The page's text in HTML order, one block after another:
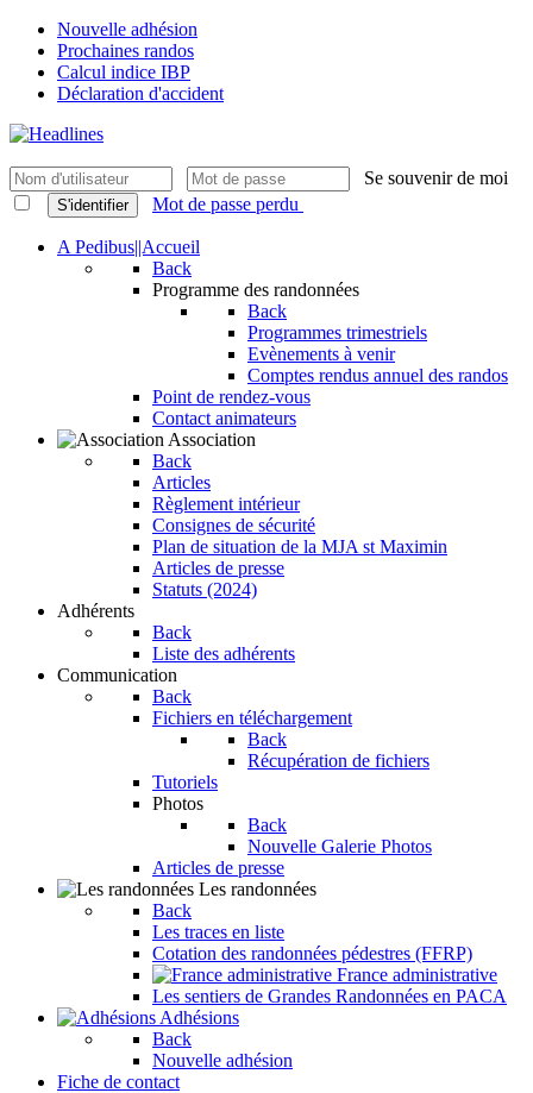
Nouvelle adhésion
Prochaines randos
Calcul indice IBP
Déclaration d'accident
Se souvenir de moi
S'identifier Mot de passe perdu
A Pedibus||Accueil
Back
Programme des randonnées
Back
Programmes trimestriels
Evènements à venir
Comptes rendus annuel des randos
Point de rendez-vous
Contact animateurs
Association
Back
Articles
Règlement intérieur
Consignes de sécurité
Plan de situation de la MJA st Maximin
Articles de presse
Statuts (2024)
Adhérents
Back
Liste des adhérents
Communication
Back
Fichiers en téléchargement
Back
Récupération de fichiers
Tutoriels
Photos
Back
Nouvelle Galerie Photos
Articles de presse
Les randonnées
Back
Les traces en liste
Cotation des randonnées pédestres (FFRP)
France administrative
Les sentiers de Grandes Randonnées en PACA
Adhésions
Back
Nouvelle adhésion
Fiche de contact